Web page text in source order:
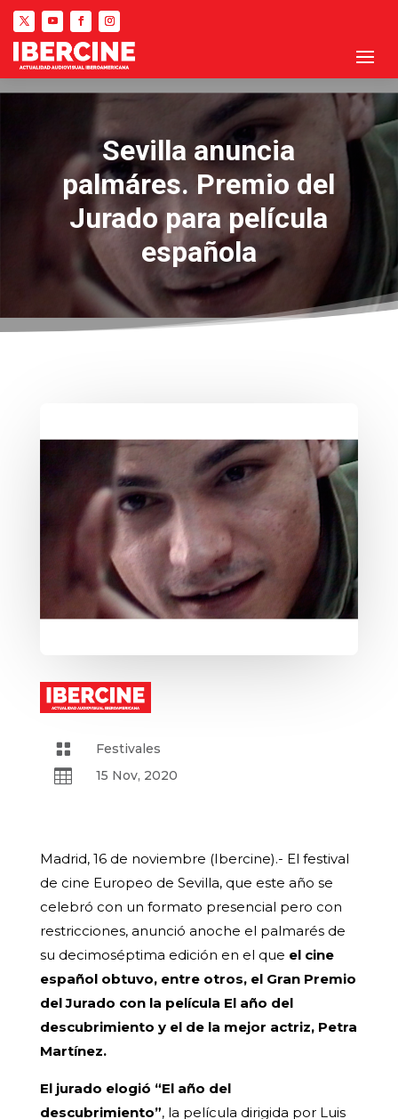
Sevilla anuncia
palmáres. Premio del
Jurado para película
española
 Festivales
 15 Nov, 2020
Madrid, 16 de noviembre (Ibercine).- El festival
de cine Europeo de Sevilla, que este año se
celebró con un formato presencial pero con
restricciones, anunció anoche el palmarés de
su decimoséptima edición en el que el cine
español obtuvo, entre otros, el Gran Premio
del Jurado con la película El año del
descubrimiento y el de la mejor actriz, Petra
Martínez.
El jurado elogió “El año del
descubrimiento”, la película dirigida por Luis